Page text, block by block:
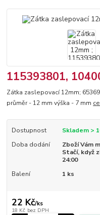
115393801,
Zátka zaslepovací 12mm;
průměr - 12 mm výška - 7 mm
Dostupnost
Skladem >
Doba dodání
Zboží Vám
Stačí, když
24:00
Balení
1 ks
22 Kč/ks
18 Kč bez DPH